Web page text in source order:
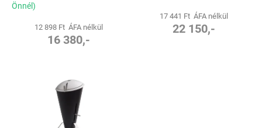
Önnél)
12 898 Ft ÁFA nélkül
16 380,-
17 441 Ft ÁFA nélkül
22 150,-